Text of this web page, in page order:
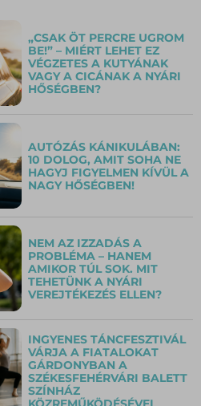
„CSAK ÖT PERCRE UGROM
BE!” – MIÉRT LEHET EZ
VÉGZETES A KUTYÁNAK
VAGY A CICÁNAK A NYÁRI
HŐSÉGBEN?
AUTÓZÁS KÁNIKULÁBAN:
10 DOLOG, AMIT SOHA NE
HAGYJ FIGYELMEN KÍVÜL A
NAGY HŐSÉGBEN!
NEM AZ IZZADÁS A
PROBLÉMA – HANEM
AMIKOR TÚL SOK. MIT
TEHETÜNK A NYÁRI
VEREJTÉKEZÉS ELLEN?
INGYENES TÁNCFESZTIVÁL
VÁRJA A FIATALOKAT
GÁRDONYBAN A
SZÉKESFEHÉRVÁRI BALETT
SZÍNHÁZ